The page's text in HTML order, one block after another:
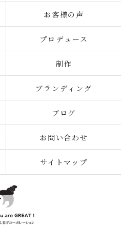
お客様の声
プロデュース
制作
ブランディング
ブログ
お問い合わせ
サイトマップ